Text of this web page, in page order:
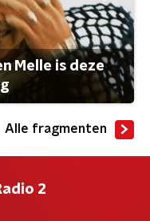
Melle is deze
Alle fragmenten
2